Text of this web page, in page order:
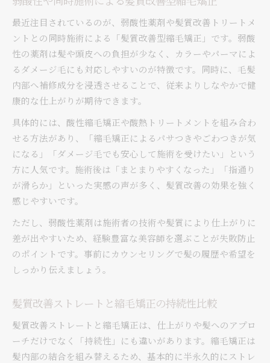
最近注目されているのが、弱酸性薬剤や髪質改善トリートメ
ントとの同時施術による「髪質改善型縮毛矯正」です。弱酸
性の薬剤は髪や頭皮への負担が少なく、カラーやパーマによ
るダメージ毛にも対応しやすいのが特徴です。同時に、毛髪
内部へ補修成分を浸透させることで、従来よりしなやかで健
康的な仕上がりが期待できます。
具体的には、酸性縮毛矯正や酸熱トリートメントを組み合わ
せる方法があり、「縮毛矯正によるパサつきやごわつきが気
になる」「ダメージ毛でも安心して施術を受けたい」という
方に人気です。施術後は「まとまりやすくなった」「指通り
が滑らか」といった実感の声が多く、髪質改善の効果を強く
感じやすいです。
ただし、弱酸性薬剤は施術者の技術や髪質により仕上がりに
差が出やすいため、経験豊富な美容師を選ぶことが失敗防止
のポイントです。事前にカウンセリングで髪の履歴や希望を
しっかり伝えましょう。
髪質改善ストレートと縮毛矯正の持続性比較
髪質改善ストレートと縮毛矯正は、仕上がりや髪へのアプロ
ーチだけでなく「持続性」にも違いがあります。縮毛矯正は
髪内部の結合を組み替えるため、基本的に半永久的にストレ